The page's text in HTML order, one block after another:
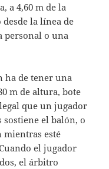
a 4,60 m de la
la línea de
personal o una
ha de tener una
m de altura, bote
que un jugador
sostiene el balón, o
mientras esté
el jugador
el árbitro